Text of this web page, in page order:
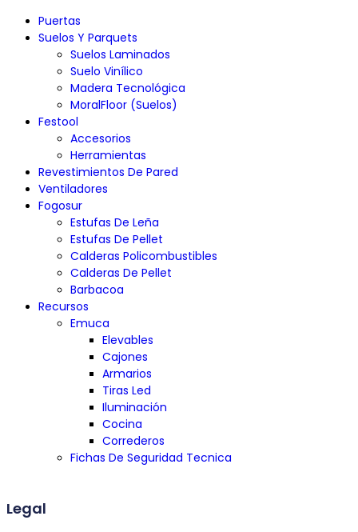
Puertas
Suelos Y Parquets
Suelos Laminados
Suelo Vinílico
Madera Tecnológica
MoralFloor (Suelos)
Festool
Accesorios
Herramientas
Revestimientos De Pared
Ventiladores
Fogosur
Estufas De Leña
Estufas De Pellet
Calderas Policombustibles
Calderas De Pellet
Barbacoa
Recursos
Emuca
Elevables
Cajones
Armarios
Tiras Led
Iluminación
Cocina
Correderos
Fichas De Seguridad Tecnica
Legal